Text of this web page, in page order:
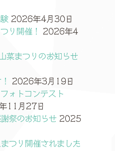
2026年4月30日
り開催！
2026年4
まつりのお知らせ
2026年3月19日
ォトコンテスト
11月27日
祭のお知らせ 2025
つり開催されました